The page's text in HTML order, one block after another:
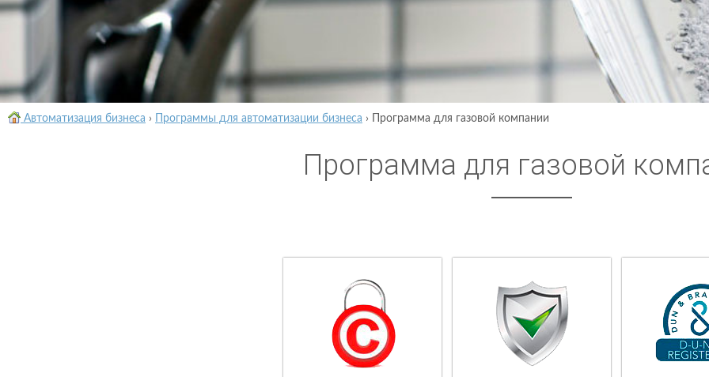
Автоматизация бизнеса › Программы для автоматизации бизнеса › Программа для газовой компании
Программа для газовой